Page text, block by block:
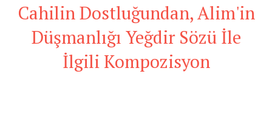
Cahilin Dostluğundan, Alim'in
Düşmanlığı Yeğdir Sözü İle
İlgili Kompozisyon